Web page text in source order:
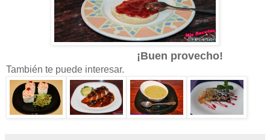
¡Buen provecho!
También te puede interesar.